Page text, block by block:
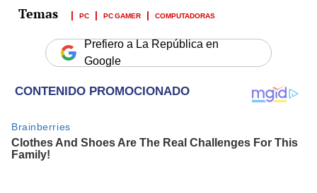
PC PC GAMER COMPUTADORAS
Prefiero a La República en
Google